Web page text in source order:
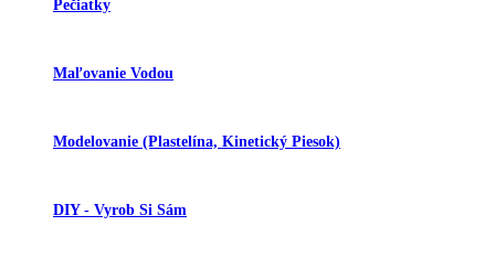
Pečiatky
Maľovanie Vodou
Modelovanie (plastelína, Kinetický Piesok)
DIY - Vyrob Si Sám